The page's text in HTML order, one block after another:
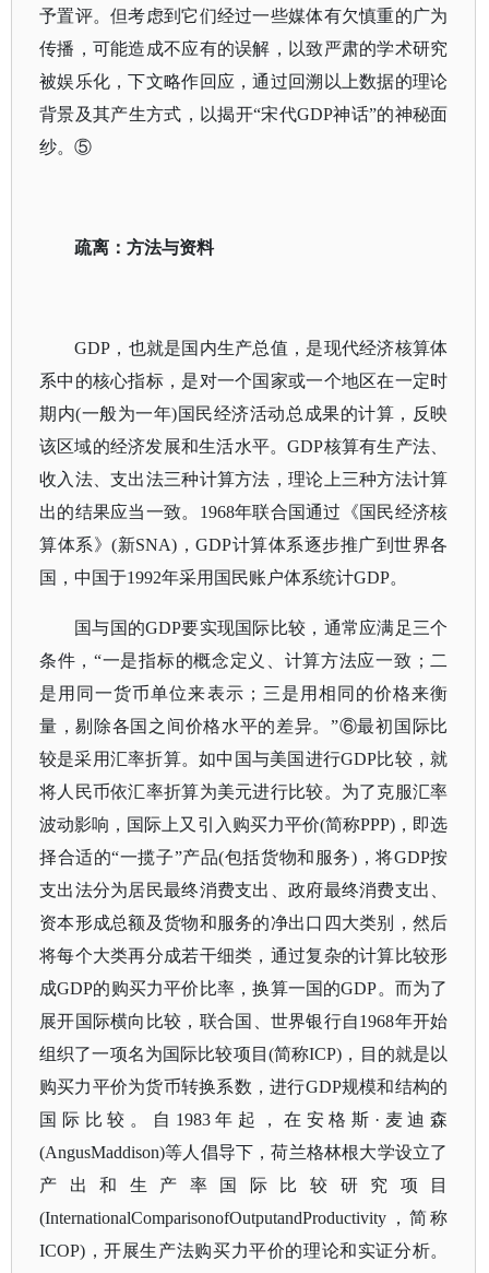
予置评。但考虑到它们经过一些媒体有欠慎重的广为
传播，可能造成不应有的误解，以致严肃的学术研究
被娱乐化，下文略作回应，通过回溯以上数据的理论
背景及其产生方式，以揭开“宋代GDP神话”的神秘面
纱。⑤
疏离：方法与资料
GDP，也就是国内生产总值，是现代经济核算体
系中的核心指标，是对一个国家或一个地区在一定时
期内(一般为一年)国民经济活动总成果的计算，反映
该区域的经济发展和生活水平。GDP核算有生产法、
收入法、支出法三种计算方法，理论上三种方法计算
出的结果应当一致。1968年联合国通过《国民经济核
算体系》(新SNA)，GDP计算体系逐步推广到世界各
国，中国于1992年采用国民账户体系统计GDP。
国与国的GDP要实现国际比较，通常应满足三个
条件，“一是指标的概念定义、计算方法应一致；二
是用同一货币单位来表示；三是用相同的价格来衡
量，剔除各国之间价格水平的差异。”⑥最初国际比
较是采用汇率折算。如中国与美国进行GDP比较，就
将人民币依汇率折算为美元进行比较。为了克服汇率
波动影响，国际上又引入购买力平价(简称PPP)，即选
择合适的“一揽子”产品(包括货物和服务)，将GDP按
支出法分为居民最终消费支出、政府最终消费支出、
资本形成总额及货物和服务的净出口四大类别，然后
将每个大类再分成若干细类，通过复杂的计算比较形
成GDP的购买力平价比率，换算一国的GDP。而为了
展开国际横向比较，联合国、世界银行自1968年开始
组织了一项名为国际比较项目(简称ICP)，目的就是以
购买力平价为货币转换系数，进行GDP规模和结构的
国际比较。自1983年起，在安格斯·麦迪森
(AngusMaddison)等人倡导下，荷兰格林根大学设立了
产出和生产率国际比较研究项目
(InternationalComparisonofOutputandProductivity，简称
ICOP)，开展生产法购买力平价的理论和实证分析。